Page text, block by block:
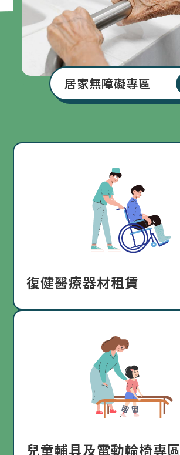
居家無障礙專區
復健醫療器材租賃
兒童輔具及電動輪椅專區